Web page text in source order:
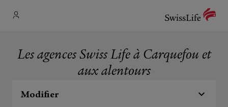
Les agences Swiss Life à Carquefou et
aux alentours
Modifier